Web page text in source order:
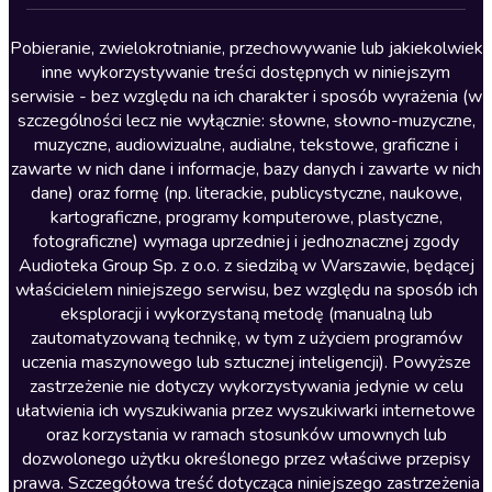
Lektury szkolne
Literatura anglojęzyczna
Literatura faktu
Literatura obyczajowa
Literatura piękna obca
Literatura piękna polska
Nagrania relaksacyjne
Nauka języków
Nauki humanistyczne
Podcasty i audycje
Polityka
Prasa
Religia
Pobieranie, zwielokrotnianie, przechowywanie lub jakiekolwiek
inne wykorzystywanie treści dostępnych w niniejszym
serwisie - bez względu na ich charakter i sposób wyrażenia (w
szczególności lecz nie wyłącznie: słowne, słowno-muzyczne,
muzyczne, audiowizualne, audialne, tekstowe, graficzne i
zawarte w nich dane i informacje, bazy danych i zawarte w nich
dane) oraz formę (np. literackie, publicystyczne, naukowe,
kartograficzne, programy komputerowe, plastyczne,
fotograficzne) wymaga uprzedniej i jednoznacznej zgody
Audioteka Group Sp. z o.o. z siedzibą w Warszawie, będącej
właścicielem niniejszego serwisu, bez względu na sposób ich
eksploracji i wykorzystaną metodę (manualną lub
zautomatyzowaną technikę, w tym z użyciem programów
uczenia maszynowego lub sztucznej inteligencji). Powyższe
zastrzeżenie nie dotyczy wykorzystywania jedynie w celu
ułatwienia ich wyszukiwania przez wyszukiwarki internetowe
oraz korzystania w ramach stosunków umownych lub
dozwolonego użytku określonego przez właściwe przepisy
prawa. Szczegółowa treść dotycząca niniejszego zastrzeżenia